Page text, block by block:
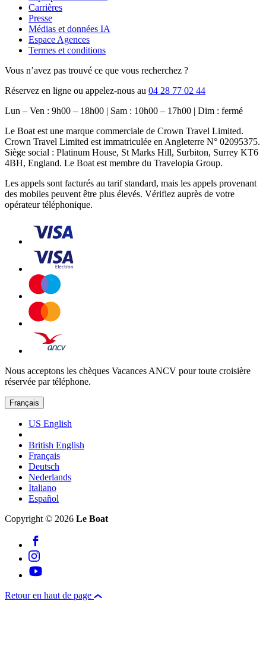
Carrières
Presse
Médias et données IA
Espace Agences
Termes et conditions
Vous n’avez pas trouvé ce que vous recherchez ?
Réservez en ligne ou appelez-nous au 04 28 77 02 44
Lun – Ven : 9h00 – 18h00 | Sam : 10h00 – 17h00 | Dim : fermé
Le Boat est une marque commerciale de Crown Travel Limited.
Crown Travel Limited est immatriculée en Angleterre N° 02095375.
Siège social : Platinum House, St Marks Hill, Surbiton, Surrey KT6
4BH, England. Le Boat est membre du Travelopia Group.
Les appels sont facturés au tarif standard, mais les appels provenant
des mobiles peuvent être plus élevés. Vérifiez auprès de votre
opérateur téléphonique.
Nous acceptons les chèques Vacances ANCV pour toute croisière
réservée par téléphone.
Français
US English
British English
Français
Deutsch
Nederlands
Italiano
Español
Copyright © 2026 Le Boat
Retour en haut de page